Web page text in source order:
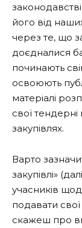
його від
через те, що
доєдналися
починають
освоюють
матеріалі
свої
закупівлях.
Варто
закупівлі»
учасників
подавати
скажеш про